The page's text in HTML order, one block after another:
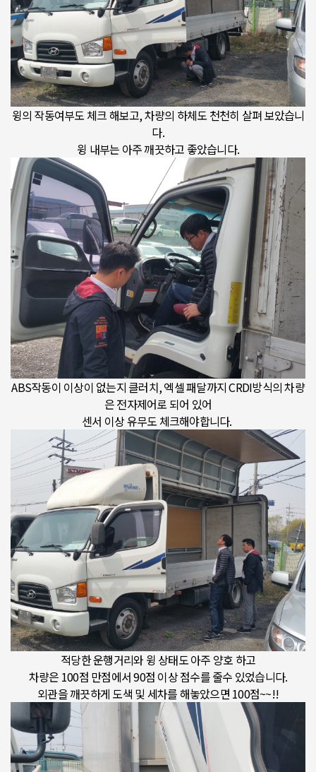
윙의 작동여부도 체크 해보고, 차량의 하체도 천천히 살펴 보았습니
다.
윙 내부는 아주 깨끗하고 좋았습니다.
ABS작동이 이상이 없는지 클러치, 엑셀 패달까지 CRDI방식의 차량
은 전자제어로 되어 있어
센서 이상 유무도 체크해야합니다.
적당한 운행거리와 윙 상태도 아주 양호 하고
차량은 100점 만점에서 90점 이상 점수를 줄수 있었습니다.
외관을 깨끗하게 도색 및 세차를 해놓았으면 100점~~!!